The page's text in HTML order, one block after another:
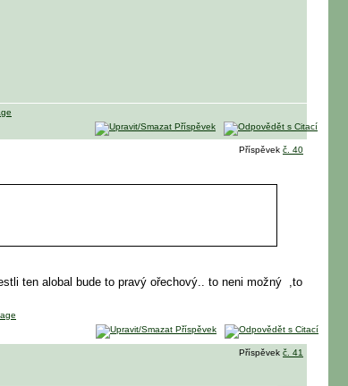
Příspěvek č. 40
ten alobal bude to pravý ořechový.. to neni možný ,to
Příspěvek č. 41